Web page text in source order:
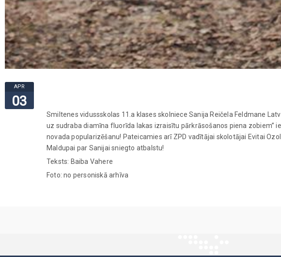
APR
03
Smiltenes vidussskolas 11.a klases skolniece Sanija Reičela Feldmane
uz sudraba diamīna fluorīda lakas izraisītu pārkrāsošanos piena zobiem”
novada popularizēšanu! Pateicamies arī ZPD vadītājai skolotājai Evitai
Maldupai par Sanijai sniegto atbalstu!
Teksts: Baiba Vahere
Foto: no personiskā arhīva